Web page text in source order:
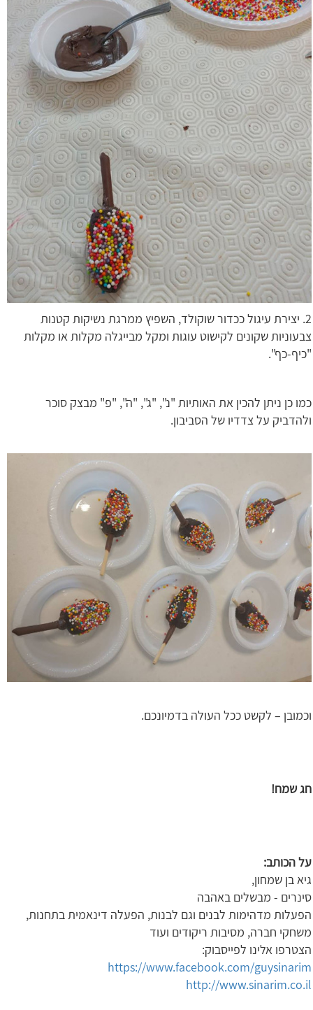
2. יצירת עיגול ככדור שוקולד, השפיץ ממרגת נשיקות קטנות
צבעוניות שקונים לקישוט עוגות ומקל מבייגלה מקלות או מקלות
"כיף-כף".
כמו כן ניתן להכין את האותיות "נ", "ג", "ה", "פ" מבצק סוכר
ולהדביק על צדדיו של הסביבון.
וכמובן – לקשט ככל העולה בדמיונכם.
חג שמח!
על הכותב:
גיא בן שמחון,
סינרים - מבשלים באהבה
הפעלות מדהימות לבנים וגם לבנות, הפעלה דינאמית בתחנות,
משחקי חברה, מסיבות ריקודים ועוד
הצטרפו אלינו לפייסבוק:
https://www.facebook.com/guysinarim
http://www.sinarim.co.il